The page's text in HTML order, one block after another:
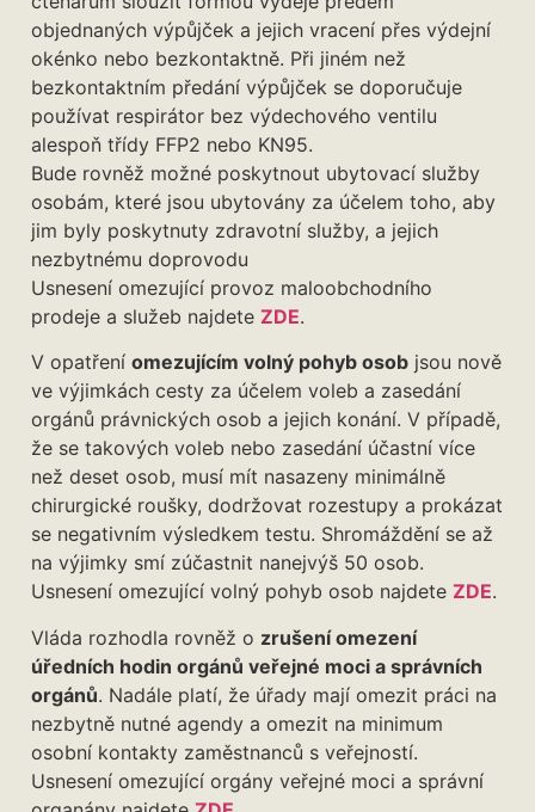
objednaných výpůjček a jejich vracení přes výdejní
okénko nebo bezkontaktně. Při jiném než
bezkontaktním předání výpůjček se doporučuje
používat respirátor bez výdechového ventilu
alespoň třídy FFP2 nebo KN95.
Bude rovněž možné poskytnout ubytovací služby
osobám, které jsou ubytovány za účelem toho, aby
jim byly poskytnuty zdravotní služby, a jejich
nezbytnému doprovodu
Usnesení omezující provoz maloobchodního
prodeje a služeb najdete ZDE.
V opatření omezujícím volný pohyb osob jsou nově
ve výjimkách cesty za účelem voleb a zasedání
orgánů právnických osob a jejich konání. V případě,
že se takových voleb nebo zasedání účastní více
než deset osob, musí mít nasazeny minimálně
chirurgické roušky, dodržovat rozestupy a prokázat
se negativním výsledkem testu. Shromáždění se až
na výjimky smí zúčastnit nanejvýš 50 osob.
Usnesení omezující volný pohyb osob najdete ZDE.
Vláda rozhodla rovněž o zrušení omezení
úředních hodin orgánů veřejné moci a správních
orgánů. Nadále platí, že úřady mají omezit práci na
nezbytně nutné agendy a omezit na minimum
osobní kontakty zaměstnanců s veřejností.
Usnesení omezující orgány veřejné moci a správní